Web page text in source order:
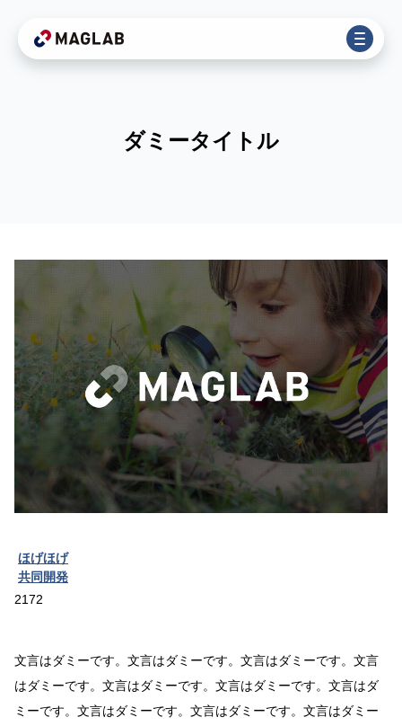
ダミータイトル
ほげほげ
共同開発
2172
文言はダミーです。文言はダミーです。文言はダミーです。文言
はダミーです。文言はダミーです。文言はダミーです。文言はダ
ミーです。文言はダミーです。文言はダミーです。文言はダミー